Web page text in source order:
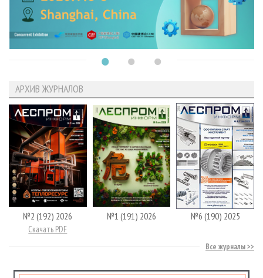
АРХИВ ЖУРНАЛОВ
№2 (192) 2026
Скачать PDF
№1 (191) 2026 №6 (190) 2025
Все журналы